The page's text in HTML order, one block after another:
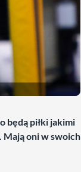
będą piłki jakimi
Mają oni w swoich